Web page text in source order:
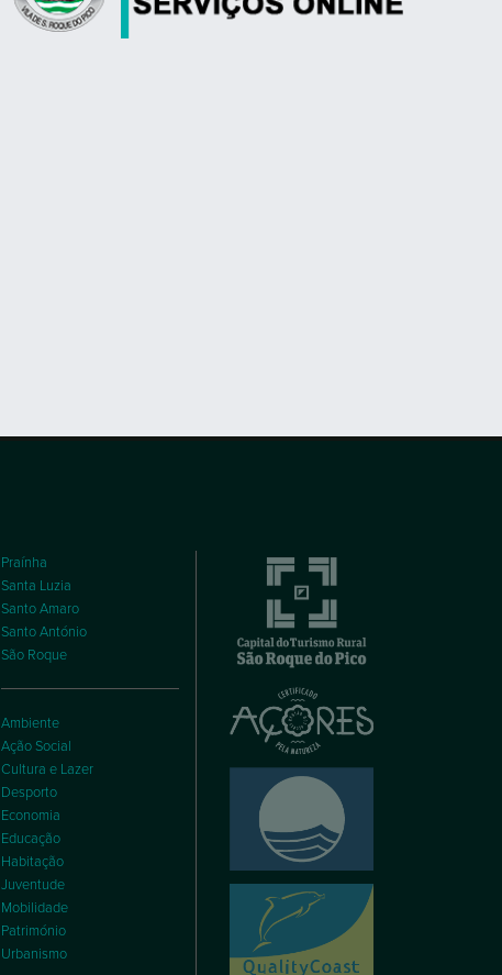
Praínha
Santa Luzia
Santo Amaro
Santo António
São Roque
Ambiente
Ação Social
Cultura e Lazer
Desporto
Economia
Educação
Habitação
Juventude
Mobilidade
Património
Urbanismo